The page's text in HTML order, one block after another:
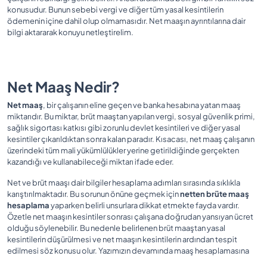
konusudur. Bunun sebebi vergi ve diğer tüm yasal kesintilerin
ödemenin içine dahil olup olmamasıdır. Net maaşın ayrıntılarına dair
bilgi aktararak konuyu netleştirelim.
Net Maaş Nedir?
Net maaş, bir çalışanın eline geçen ve banka hesabına yatan maaş
miktarıdır. Bu miktar, brüt maaştan yapılan vergi, sosyal güvenlik primi,
sağlık sigortası katkısı gibi zorunlu devlet kesintileri ve diğer yasal
kesintiler çıkarıldıktan sonra kalan paradır. Kısacası, net maaş çalışanın
üzerindeki tüm mali yükümlülükler yerine getirildiğinde gerçekten
kazandığı ve kullanabileceği miktarı ifade eder.
Net ve brüt maaşı dair bilgiler hesaplama adımları sırasında sıklıkla
karıştırılmaktadır. Bu sorunun önüne geçmek içinnetten brüte maaş
hesaplamayaparken belirli unsurlara dikkat etmekte fayda vardır.
Özetle net maaşın kesintiler sonrası çalışana doğrudan yansıyan ücret
olduğu söylenebilir. Bu nedenle belirlenen brüt maaştan yasal
kesintilerin düşürülmesi ve net maaşın kesintilerin ardından tespit
edilmesi söz konusu olur. Yazımızın devamında maaş hesaplamasına